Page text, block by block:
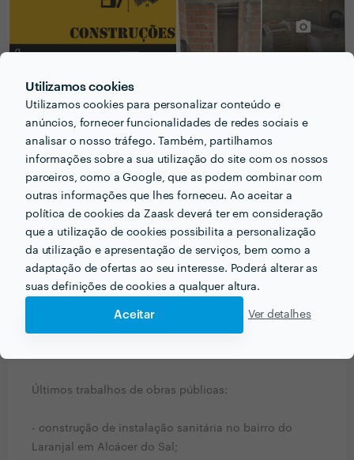
Utilizamos cookies
Utilizamos cookies para personalizar conteúdo e
anúncios, fornecer funcionalidades de redes sociais e
analisar o nosso tráfego. Também, partilhamos
informações sobre a sua utilização do site com os nossos
parceiros, como a Google, que as podem combinar com
outras informações que lhes forneceu. Ao aceitar a
política de cookies da Zaask deverá ter em consideração
que a utilização de cookies possibilita a personalização
da utilização e apresentação de serviços, bem como a
adaptação de ofertas ao seu interesse. Poderá alterar as
suas definições de cookies a qualquer altura.
Aceitar Ver detalhes
PERGUNTAS E RESPOSTAS
Em que informações deve um ou uma cliente pensar
acerca do projecto que quer realizar antes de falar
com profissionais?
É necessária uma memória descritiva do que
pretende.
Que formação e experiência tem relacionadas com a
Construção de moradias chave-na-mão e obras
Últimos trabalhos de obras públicas:
- construção de instalação sanitária no bairro do
Laranjal em Alcácer do Sal;